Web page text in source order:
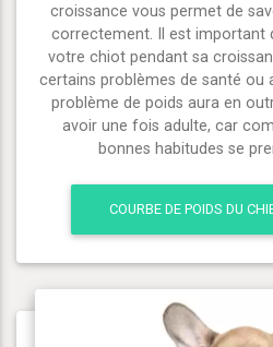
croissance vous permet de
correctement. Il est important
votre chiot pendant sa
certains problèmes de santé ou
problème de poids aura en
avoir une fois adulte, car
bonnes habitudes se
COURBE DE POIDS DU